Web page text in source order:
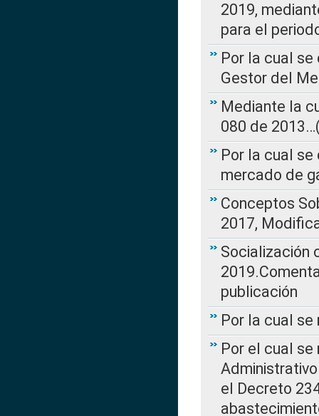
2019,
para el
Por la cual
Gestor del
Mediante la
080 de
Por la cual
mercado de
Conceptos
2017,
Socialización
publicación
Por la cual se
Por el cual
el Decreto